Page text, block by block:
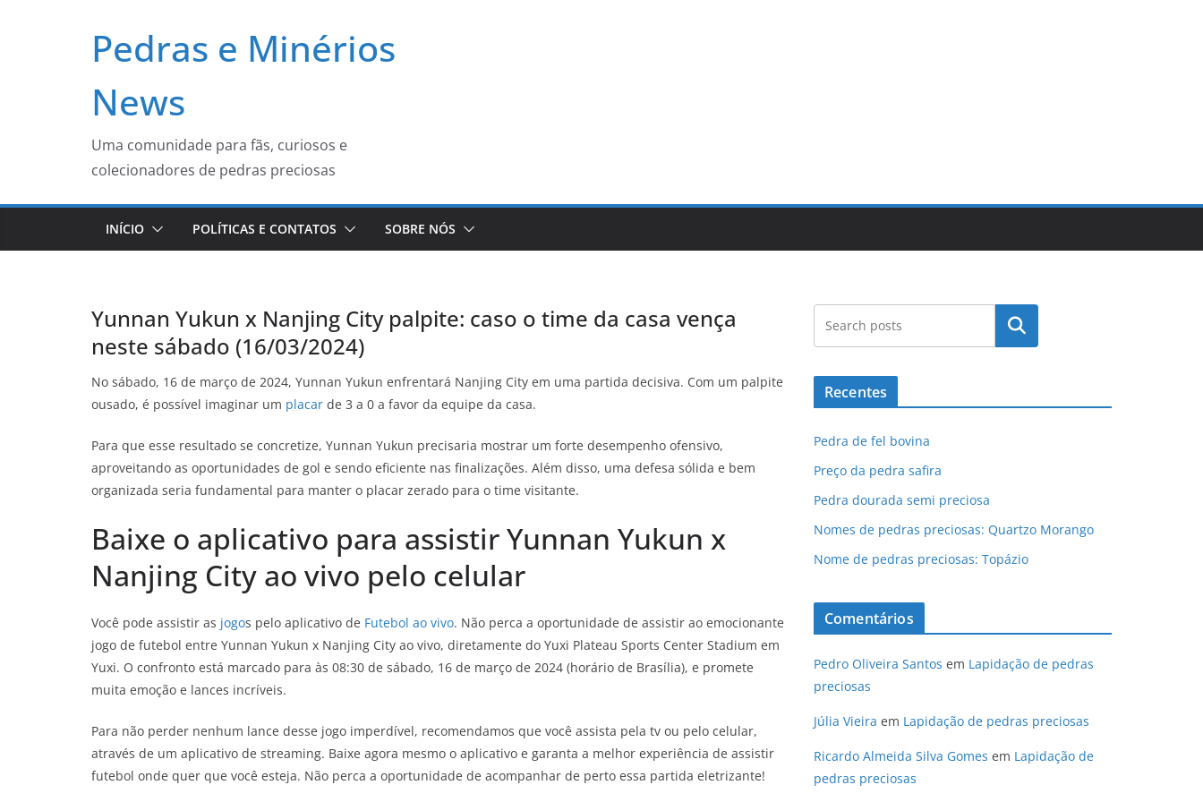
Pedras e Minérios
News
Uma comunidade para fãs, curiosos e
colecionadores de pedras preciosas
INÍCIO POLÍTICAS E CONTATOS SOBRE NÓS
Yunnan Yukun x Nanjing City palpite: caso o time da casa vença
neste sábado (16/03/2024)
No sábado, 16 de março de 2024, Yunnan Yukun enfrentará Nanjing City em uma partida decisiva. Com um palpite
ousado, é possível imaginar um placar de 3 a 0 a favor da equipe da casa.
Para que esse resultado se concretize, Yunnan Yukun precisaria mostrar um forte desempenho ofensivo,
aproveitando as oportunidades de gol e sendo eficiente nas finalizações. Além disso, uma defesa sólida e bem
organizada seria fundamental para manter o placar zerado para o time visitante.
Baixe o aplicativo para assistir Yunnan Yukun x
Nanjing City ao vivo pelo celular
Você pode assistir as jogos pelo aplicativo de Futebol ao vivo. Não perca a oportunidade de assistir ao emocionante
jogo de futebol entre Yunnan Yukun x Nanjing City ao vivo, diretamente do Yuxi Plateau Sports Center Stadium em
Yuxi. O confronto está marcado para às 08:30 de sábado, 16 de março de 2024 (horário de Brasília), e promete
muita emoção e lances incríveis.
Para não perder nenhum lance desse jogo imperdível, recomendamos que você assista pela tv ou pelo celular,
através de um aplicativo de streaming. Baixe agora mesmo o aplicativo e garanta a melhor experiência de assistir
futebol onde quer que você esteja. Não perca a oportunidade de acompanhar de perto essa partida eletrizante!
Pesquisar
Recentes
Pedra de fel bovina
Preço da pedra safira
Pedra dourada semi preciosa
Nomes de pedras preciosas: Quartzo Morango
Nome de pedras preciosas: Topázio
Comentários
Pedro Oliveira Santos em Lapidação de pedras
preciosas
Júlia Vieira em Lapidação de pedras preciosas
Ricardo Almeida Silva Gomes em Lapidação de
pedras preciosas